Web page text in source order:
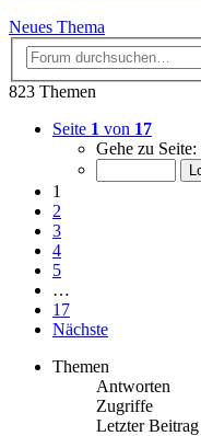
Neues Thema
823 Themen
Seite 1 von 17
Gehe zu Seite:
1
2
3
4
5
…
17
Nächste
Themen
Antworten
Zugriffe
Letzter Beitrag